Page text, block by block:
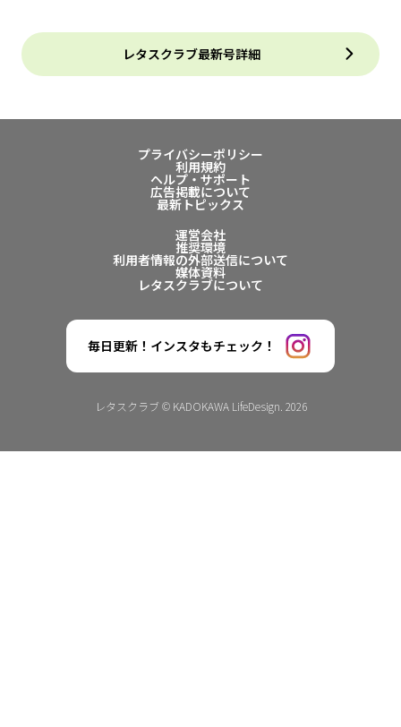
レタスクラブ最新号詳細
プライバシーポリシー
利用規約
ヘルプ・サポート
広告掲載について
最新トピックス
運営会社
推奨環境
利用者情報の外部送信について
媒体資料
レタスクラブについて
毎日更新！インスタもチェック！
レタスクラブ © KADOKAWA LifeDesign. 2026